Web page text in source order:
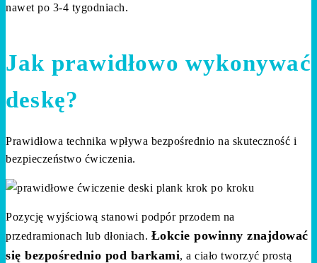
nawet po 3-4 tygodniach.
Jak prawidłowo wykonywać
deskę?
Prawidłowa technika wpływa bezpośrednio na skuteczność i
bezpieczeństwo ćwiczenia.
Pozycję wyjściową stanowi podpór przodem na
przedramionach lub dłoniach. Łokcie powinny znajdować
się bezpośrednio pod barkami, a ciało tworzyć prostą